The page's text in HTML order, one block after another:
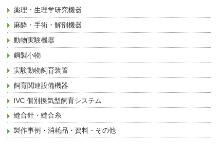
薬理・生理学研究機器
麻酔・手術・解剖機器
動物実験機器
鋼製小物
実験動物飼育装置
飼育関連設備機器
IVC 個別換気型飼育システム
縫合針・縫合糸
製作事例・消耗品・資料・その他